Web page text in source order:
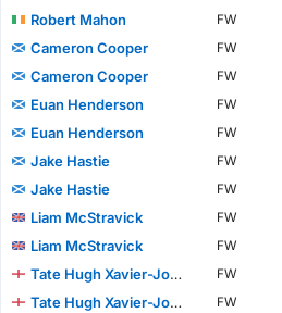
Robert Mahon
FW
Cameron Cooper
FW
Cameron Cooper
FW
Euan Henderson
FW
Euan Henderson
FW
Jake Hastie
FW
Jake Hastie
FW
Liam McStravick
FW
Liam McStravick
FW
Tate Hugh Xavier-Jones
FW
Tate Hugh Xavier-Jones
FW